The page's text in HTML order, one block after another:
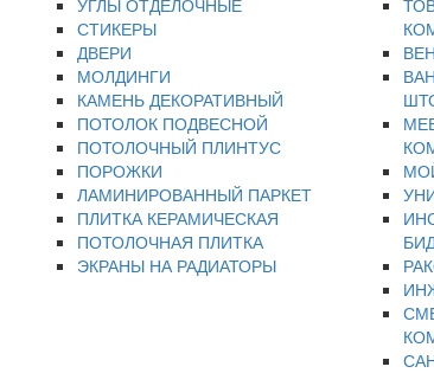
УГЛЫ ОТДЕЛОЧНЫЕ
СТИКЕРЫ
ДВЕРИ
МОЛДИНГИ
КАМЕНЬ ДЕКОРАТИВНЫЙ
ПОТОЛОК ПОДВЕСНОЙ
ПОТОЛОЧНЫЙ ПЛИНТУС
ПОРОЖКИ
ЛАМИНИРОВАННЫЙ ПАРКЕТ
ПЛИТКА КЕРАМИЧЕСКАЯ
ПОТОЛОЧНАЯ ПЛИТКА
ЭКРАНЫ НА РАДИАТОРЫ